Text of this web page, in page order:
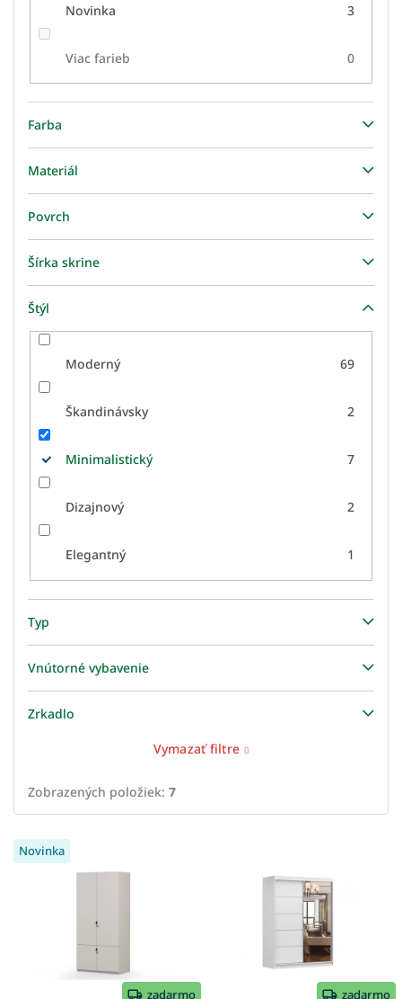
Novinka 3
Viac farieb 0
Farba
Materiál
Povrch
Šírka skrine
Štýl
Moderný 69
Škandinávsky 2
Minimalistický 7
Dizajnový 2
Elegantný 1
Typ
Vnútorné vybavenie
Zrkadlo
Vymazať filtre
Zobrazených položiek: 7
V
ýNovinka
zadarmo zadarmo